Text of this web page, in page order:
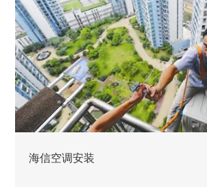
海信空调安装